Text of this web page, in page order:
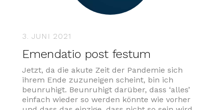
3. JUNI 2021
Emendatio post festum
Jetzt, da die akute Zeit der Pandemie sich
ihrem Ende zuzuneigen scheint, bin ich
beunruhigt. Beunruhigt darüber, dass ‘alles’
einfach wieder so werden könnte wie vorher